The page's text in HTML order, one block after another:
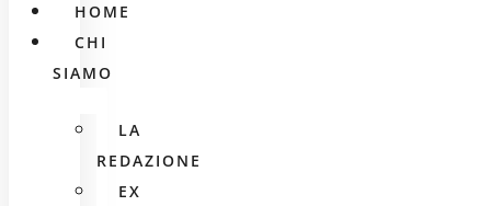
HOME
CHI
SIAMO
LA
REDAZIONE
EX